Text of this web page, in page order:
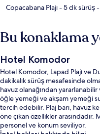
Copacabana Plajı- 5 dk sürüş
Bu konaklama
Hotel Komodor
Hotel Komodor, Lapad Plajı ve
dakikalık sürüş mesafesinde
havuz olanağından yararlanabilir
öğle yemeği ve akşam yemeği
tercih edebilir. Plaj barı, havuz
öne çıkan özellikler arasındadır.
personel ve konum seviliyor.